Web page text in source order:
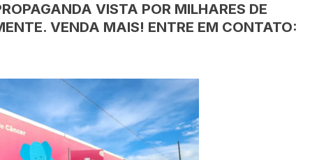
VISTA POR MILHARES DE
VENDA MAIS! ENTRE EM CONTATO: